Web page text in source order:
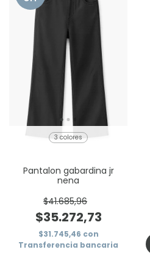
3 colores
Pantalon gabardina jr
nena
$41.685,96
$35.272,73
$31.745,46 con
Transferencia bancaria